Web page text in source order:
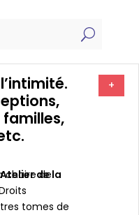
U
familles,
Atelier de la
chaire de
tomes de
+